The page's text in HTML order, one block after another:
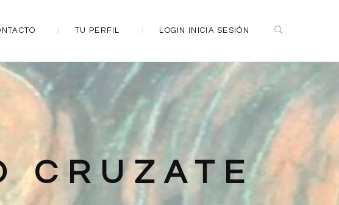
TU PERFIL LOGIN INICIA SESIÓN
CRUZATE